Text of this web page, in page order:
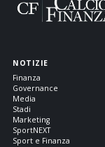
NOTIZIE
Finanza
Governance
Media
Stadi
Marketing
SportNEXT
Sport e Finanza